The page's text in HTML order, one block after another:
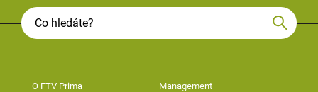
O FTV Prima Management